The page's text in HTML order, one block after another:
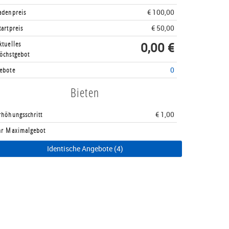
€ 100,00
€ 50,00
0,00 €
0
Bieten
€ 1,00
Maximalgebot
Identische Angebote (4)